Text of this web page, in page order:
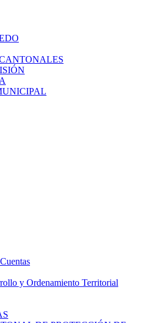
y Ordenamiento Territorial